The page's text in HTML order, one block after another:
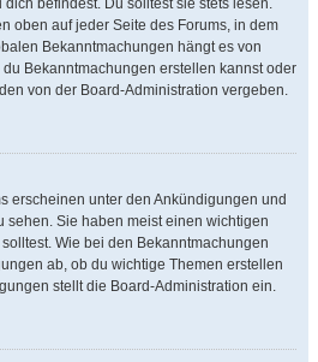
befindest. Du solltest sie stets lesen.
oben auf jeder Seite des Forums, in dem
Bekanntmachungen hängt es von
Bekanntmachungen erstellen kannst oder
von der Board-Administration vergeben.
erscheinen unter den Ankündigungen und
sehen. Sie haben meist einen wichtigen
Wie bei den Bekanntmachungen
ab, ob du wichtige Themen erstellen
stellt die Board-Administration ein.